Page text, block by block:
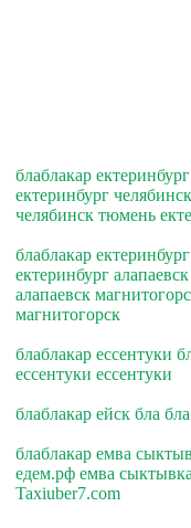
блаблакар
ектеринбург
челябинск тюмень
блаблакар
ектеринбург
алапаевск
магнитогорск
блаблакар ессентуки
ессентуки ессентуки
блаблакар ейск бла
блаблакар емва
едем.рф емва
Taxiuber7.com